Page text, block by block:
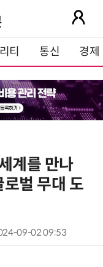
티 통신 경제
계를 만나
벌 무대 도
09-02 09:53